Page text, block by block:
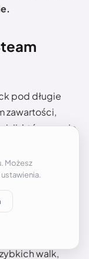
pod długie
zawartości,
która pasuje
być
użytkownik
darmową
Portal i
walk,